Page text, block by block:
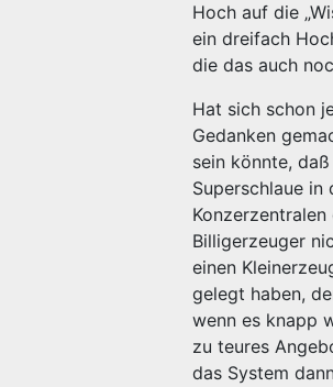
Hoch auf die
ein dreifach
die das auch
Hat sich schon
Gedanken
sein könnte,
Superschlaue in
Konzerzentralen
Billigerzeuger
einen
gelegt haben,
wenn es knapp
zu teures
das System